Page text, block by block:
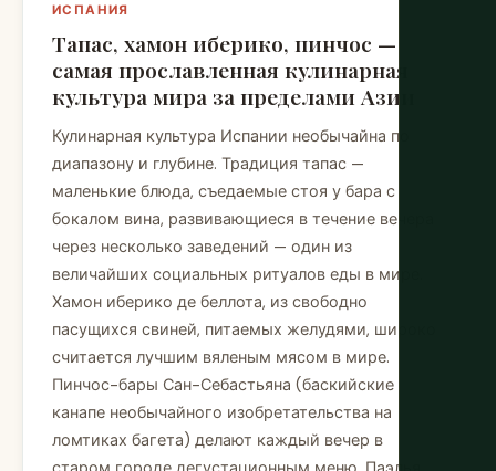
ИСПАНИЯ
Тапас, хамон иберико, пинчос —
самая прославленная кулинарная
культура мира за пределами Азии
Кулинарная культура Испании необычайна по
диапазону и глубине. Традиция тапас —
маленькие блюда, съедаемые стоя у бара с
бокалом вина, развивающиеся в течение вечера
через несколько заведений — один из
величайших социальных ритуалов еды в мире.
Хамон иберико де беллота, из свободно
пасущихся свиней, питаемых желудями, широко
считается лучшим вяленым мясом в мире.
Пинчос-бары Сан-Себастьяна (баскийские
канапе необычайного изобретательства на
ломтиках багета) делают каждый вечер в